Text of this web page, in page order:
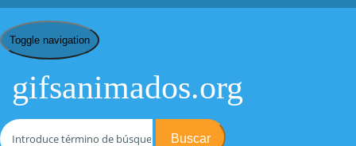
Toggle navigation
gifsanimados.org
Buscar